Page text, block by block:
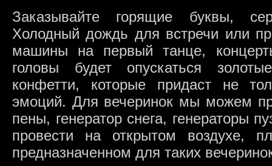
Заказывайте горящие буквы,
Холодный дождь для встречи или
машины на первый танце,
головы будет опускаться
конфетти, которые придаст не
эмоций. Для вечеринок мы можем
пены, генератор снега, генераторы
провести на открытом воздухе,
предназначенном для таких